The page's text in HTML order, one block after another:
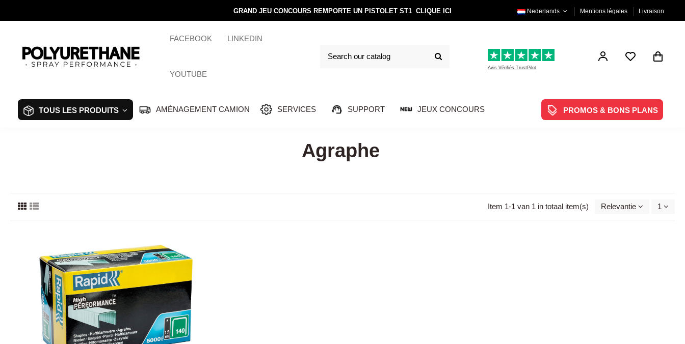
GRAND JEU CONCOURS REMPORTE UN PISTOLET ST1 CLIQUE ICI Nederlands Mentions légales Livraison
FACEBOOK LINKEDIN
YOUTUBE
Avis Vérifiés TrustPilot
TOUS LES PRODUITS AMÉNAGEMENT CAMION SERVICES SUPPORT JEUX CONCOURS PROMOS & BONS PLANS
Agraphe
Item 1-1 van 1 in totaal item(s) Relevantie 1